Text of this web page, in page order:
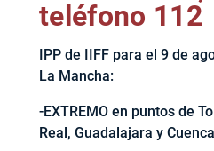
teléfono 112
IPP de IIFF para el 9 de
La Mancha:
-EXTREMO en puntos de
Real, Guadalajara y